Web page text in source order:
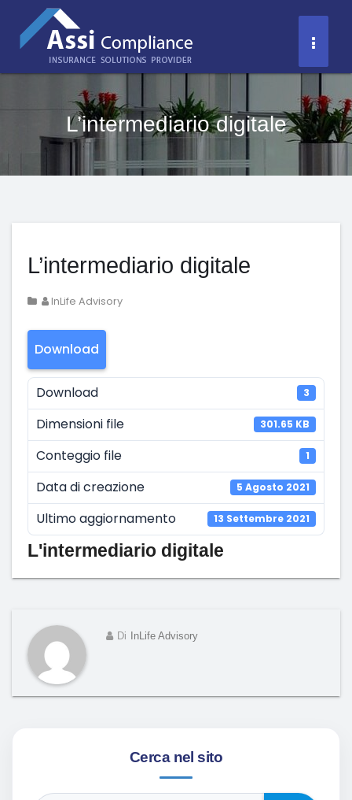
contenuto
L’intermediario digitale
L’intermediario digitale
InLife Advisory
Download
Download 3
Dimensioni file 301.65 KB
Conteggio file 1
Data di creazione 5 Agosto 2021
Ultimo aggiornamento 13 Settembre 2021
L'intermediario digitale
Di InLife Advisory
Cerca nel sito